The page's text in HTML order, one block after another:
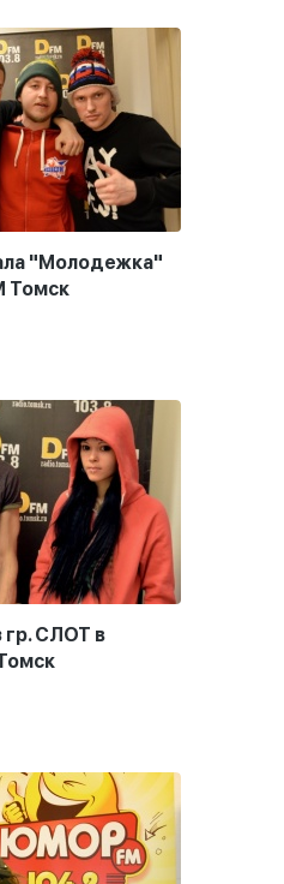
"Молодежка"
Томск
гр. СЛОТ в